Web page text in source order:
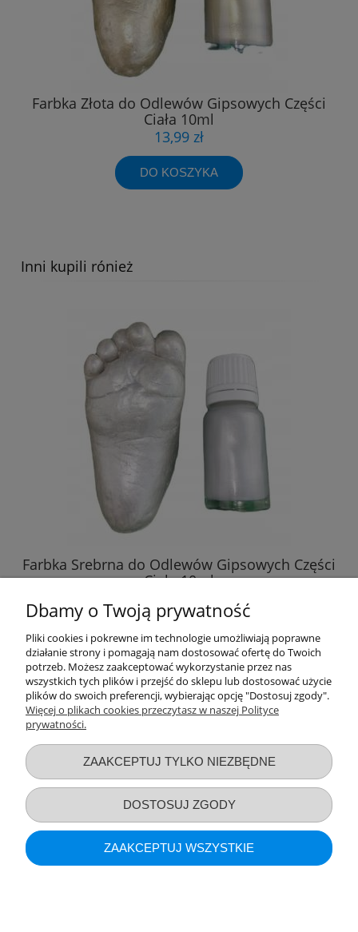
Farbka Złota do Odlewów Gipsowych Części
Ciała 10ml
13,99 zł
DO KOSZYKA
Ramy Czasu Wysokiej Jakości Gips Biały do
Odlewów 3D 4kg 2106
29,98 zł
DO KOSZYKA
Inni kupili rónież
Farbka Srebrna do Odlewów Gipsowych Części
Ciała 10ml
13,99 zł
DO KOSZYKA
Informacje o sklepie
Dbamy o Twoją prywatność
Pliki cookies i pokrewne im technologie umożliwiają poprawne
działanie strony i pomagają nam dostosować ofertę do Twoich
potrzeb. Możesz zaakceptować wykorzystanie przez nas
wszystkich tych plików i przejść do sklepu lub dostosować użycie
plików do swoich preferencji, wybierając opcję "Dostosuj zgody".
Więcej o plikach cookies przeczytasz w naszej Polityce
prywatności.
ZAAKCEPTUJ TYLKO NIEZBĘDNE
DOSTOSUJ ZGODY
ZAAKCEPTUJ WSZYSTKIE